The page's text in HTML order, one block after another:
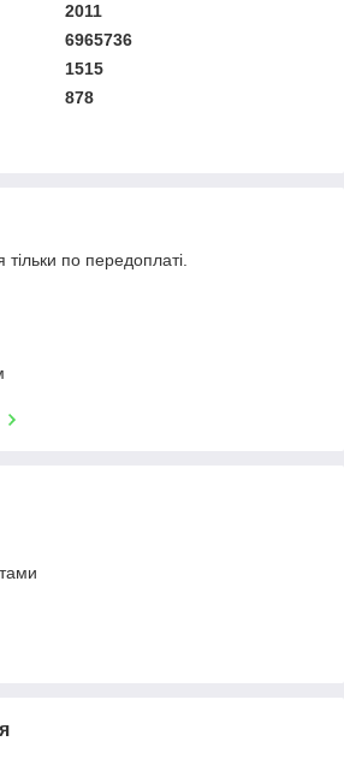
2011
6965736
1515
878
тільки по передоплаті.